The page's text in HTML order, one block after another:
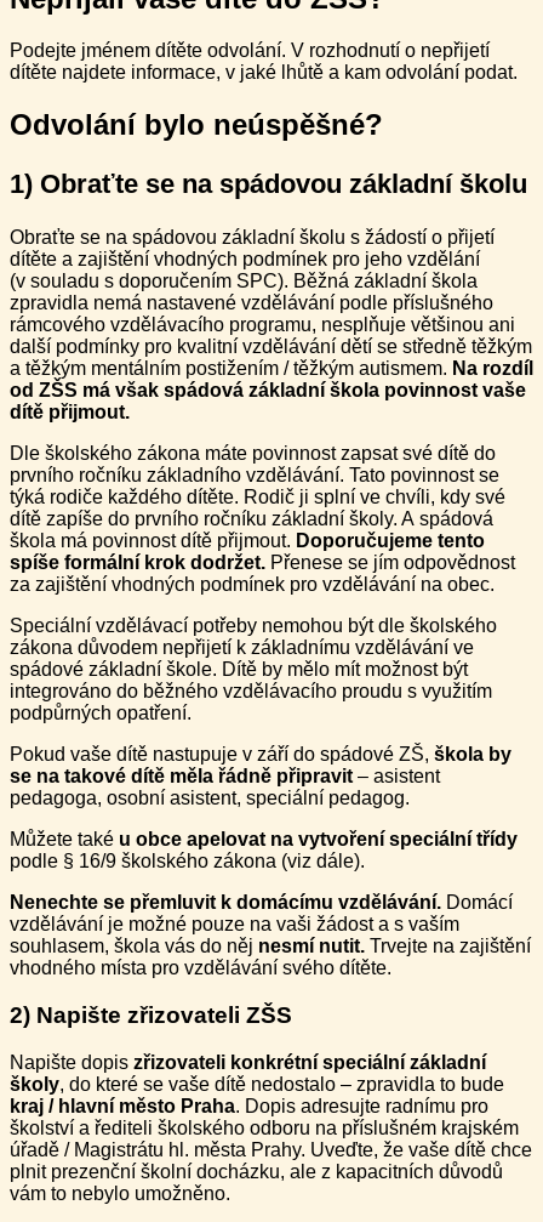
Podejte jménem dítěte odvolání. V rozhodnutí o nepřijetí
dítěte najdete informace, v jaké lhůtě a kam odvolání podat.
Odvolání bylo neúspěšné?
1) Obraťte se na spádovou základní školu
Obraťte se na spádovou základní školu s žádostí o přijetí
dítěte a zajištění vhodných podmínek pro jeho vzdělání
(v souladu s doporučením SPC). Běžná základní škola
zpravidla nemá nastavené vzdělávání podle příslušného
rámcového vzdělávacího programu, nesplňuje většinou ani
další podmínky pro kvalitní vzdělávání dětí se středně těžkým
a těžkým mentálním postižením / těžkým autismem. Na rozdíl
od ZŠS má však spádová základní škola povinnost vaše
dítě přijmout.
Dle školského zákona máte povinnost zapsat své dítě do
prvního ročníku základního vzdělávání. Tato povinnost se
týká rodiče každého dítěte. Rodič ji splní ve chvíli, kdy své
dítě zapíše do prvního ročníku základní školy. A spádová
škola má povinnost dítě přijmout. Doporučujeme tento
spíše formální krok dodržet. Přenese se jím odpovědnost
za zajištění vhodných podmínek pro vzdělávání na obec.
Speciální vzdělávací potřeby nemohou být dle školského
zákona důvodem nepřijetí k základnímu vzdělávání ve
spádové základní škole. Dítě by mělo mít možnost být
integrováno do běžného vzdělávacího proudu s využitím
podpůrných opatření.
Pokud vaše dítě nastupuje v září do spádové ZŠ, škola by
se na takové dítě měla řádně připravit – asistent
pedagoga, osobní asistent, speciální pedagog.
Můžete také u obce apelovat na vytvoření speciální třídy
podle § 16/9 školského zákona (viz dále).
Nenechte se přemluvit k domácímu vzdělávání. Domácí
vzdělávání je možné pouze na vaši žádost a s vaším
souhlasem, škola vás do něj nesmí nutit. Trvejte na zajištění
vhodného místa pro vzdělávání svého dítěte.
2) Napište zřizovateli ZŠS
Napište dopis zřizovateli konkrétní speciální základní
školy, do které se vaše dítě nedostalo – zpravidla to bude
kraj / hlavní město Praha. Dopis adresujte radnímu pro
školství a řediteli školského odboru na příslušném krajském
úřadě / Magistrátu hl. města Prahy. Uveďte, že vaše dítě chce
plnit prezenční školní docházku, ale z kapacitních důvodů
vám to nebylo umožněno.